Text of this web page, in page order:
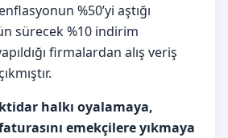
%50’yi aştığı
sürecek %10 indirim
firmalardan alış veriş
halkı oyalamaya,
emekçilere yıkmaya